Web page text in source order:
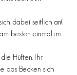
dabei seitlich an(
besten einmal im
Hüften. Ihr
das Becken sich